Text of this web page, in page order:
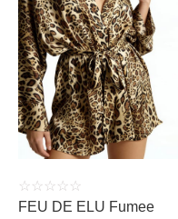
ÜRÜNÜ İNCELE
☆ ☆ ☆ ☆ ☆
FEU DE ELU Fumee